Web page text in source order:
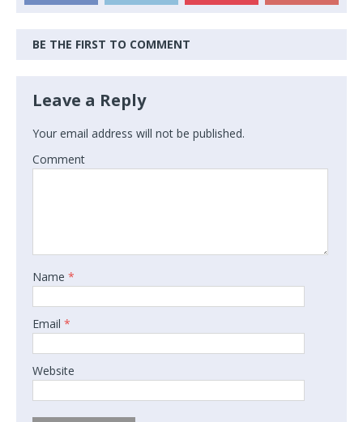
BE THE FIRST TO COMMENT
Leave a Reply
Your email address will not be published.
Comment
Name *
Email *
Website